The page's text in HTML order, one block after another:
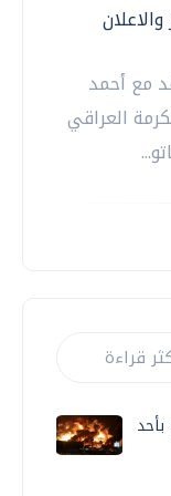
مع أحمد
العراقي
قراءة